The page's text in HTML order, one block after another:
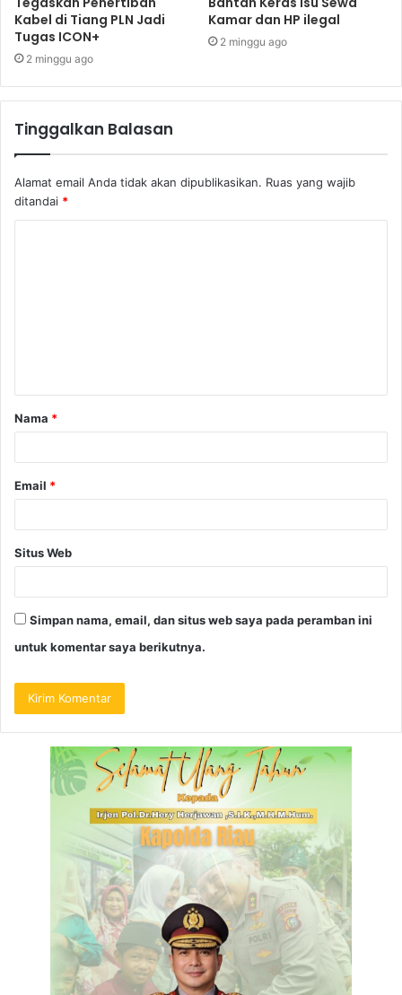
Kabel di Tiang PLN Jadi
Tugas ICON+
2 minggu ago
Kamar dan HP ilegal
2 minggu ago
Tinggalkan Balasan
Alamat email Anda tidak akan dipublikasikan. Ruas yang wajib
ditandai *
Nama *
Email *
Situs Web
Simpan nama, email, dan situs web saya pada peramban ini
untuk komentar saya berikutnya.